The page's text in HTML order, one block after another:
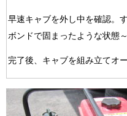
早速キャブを外し中を確認。
ボンドで固まったような状態～
完了後、キャブを組み立てオ